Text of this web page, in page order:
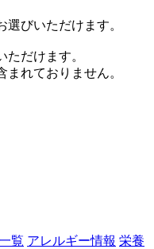
びいただけます。
だけます。
れておりません。
覧 アレルギー情報 栄養